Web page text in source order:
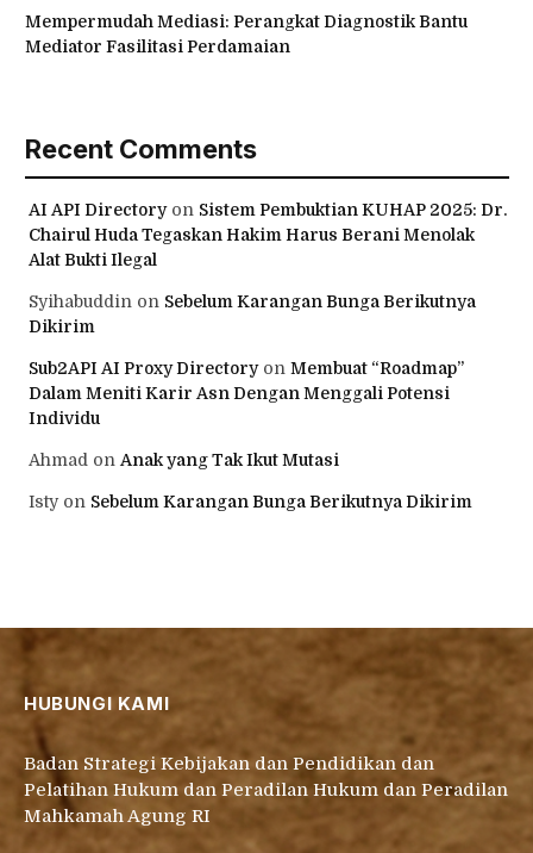
Mempermudah Mediasi: Perangkat Diagnostik Bantu
Mediator Fasilitasi Perdamaian
Recent Comments
AI API Directoryon Sistem Pembuktian KUHAP 2025: Dr.
Chairul Huda Tegaskan Hakim Harus Berani Menolak
Alat Bukti Ilegal
Syihabuddin on Sebelum Karangan Bunga Berikutnya
Dikirim
Sub2API AI Proxy Directoryon Membuat “Roadmap”
Dalam Meniti Karir Asn Dengan Menggali Potensi
Individu
Ahmad on Anak yang Tak Ikut Mutasi
Istyon Sebelum Karangan Bunga Berikutnya Dikirim
HUBUNGI KAMI
Badan Strategi Kebijakan dan Pendidikan dan
Pelatihan Hukum dan Peradilan Hukum dan Peradilan
Mahkamah Agung RI